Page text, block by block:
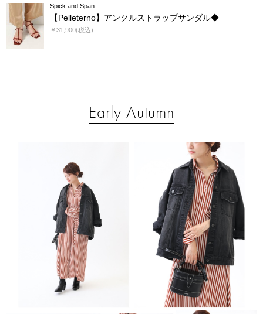
Spick and Span
【Pelleterno】アンクルストラップサンダル◆
￥31,900(税込)
Early Autumn